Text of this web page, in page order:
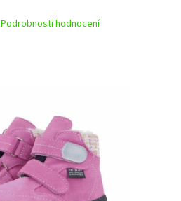
Podrobnosti hodnocení